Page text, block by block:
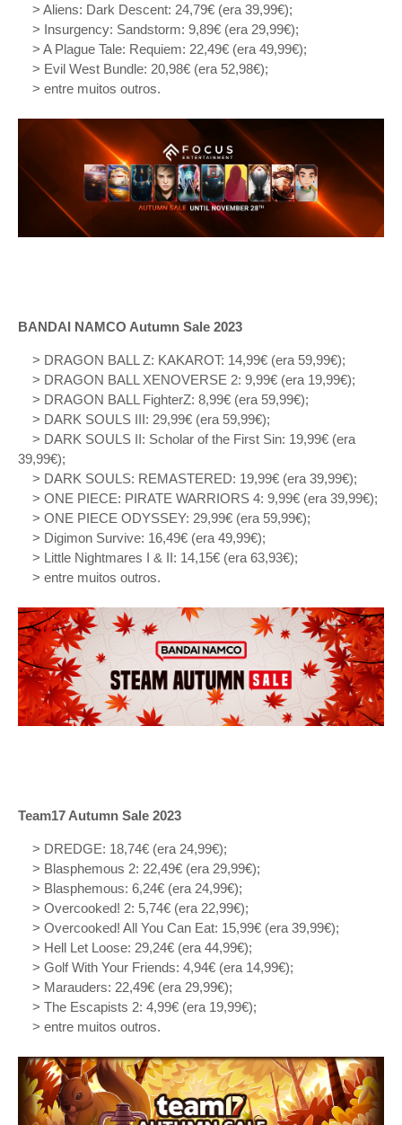
> Aliens: Dark Descent: 24,79€ (era 39,99€);
> Insurgency: Sandstorm: 9,89€ (era 29,99€);
> A Plague Tale: Requiem: 22,49€ (era 49,99€);
> Evil West Bundle: 20,98€ (era 52,98€);
> entre muitos outros.
BANDAI NAMCO Autumn Sale 2023
> DRAGON BALL Z: KAKAROT: 14,99€ (era 59,99€);
> DRAGON BALL XENOVERSE 2: 9,99€ (era 19,99€);
> DRAGON BALL FighterZ: 8,99€ (era 59,99€);
> DARK SOULS III: 29,99€ (era 59,99€);
> DARK SOULS II: Scholar of the First Sin: 19,99€ (era
39,99€);
> DARK SOULS: REMASTERED: 19,99€ (era 39,99€);
> ONE PIECE: PIRATE WARRIORS 4: 9,99€ (era 39,99€);
> ONE PIECE ODYSSEY: 29,99€ (era 59,99€);
> Digimon Survive: 16,49€ (era 49,99€);
> Little Nightmares I & II: 14,15€ (era 63,93€);
> entre muitos outros.
Team17 Autumn Sale 2023
> DREDGE: 18,74€ (era 24,99€);
> Blasphemous 2: 22,49€ (era 29,99€);
> Blasphemous: 6,24€ (era 24,99€);
> Overcooked! 2: 5,74€ (era 22,99€);
> Overcooked! All You Can Eat: 15,99€ (era 39,99€);
> Hell Let Loose: 29,24€ (era 44,99€);
> Golf With Your Friends: 4,94€ (era 14,99€);
> Marauders: 22,49€ (era 29,99€);
> The Escapists 2: 4,99€ (era 19,99€);
> entre muitos outros.